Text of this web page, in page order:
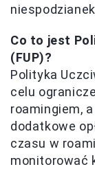
Co to jest
(FUP)?
Polityka
celu
roamingiem,
dodatkowe
czasu w
monitorować